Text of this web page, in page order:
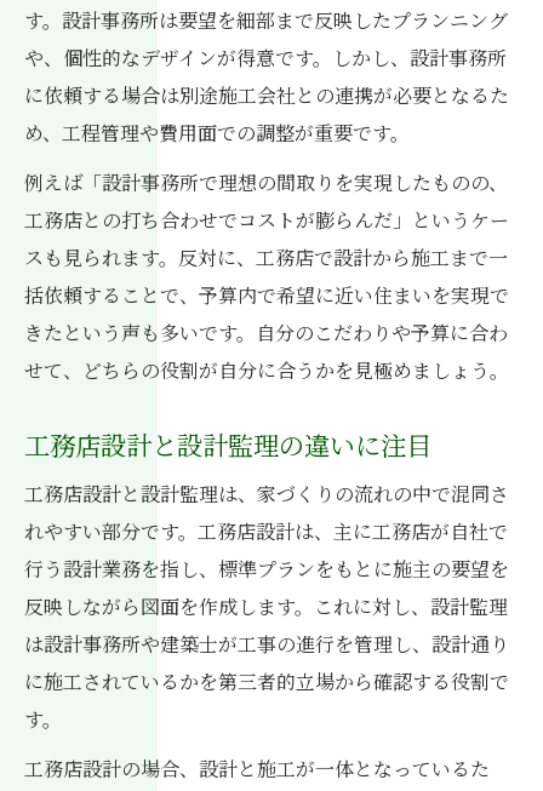
す。設計事務所は要望を細部まで反映したプランニング
や、個性的なデザインが得意です。しかし、設計事務所
に依頼する場合は別途施工会社との連携が必要となるた
め、工程管理や費用面での調整が重要です。
例えば「設計事務所で理想の間取りを実現したものの、
工務店との打ち合わせでコストが膨らんだ」というケー
スも見られます。反対に、工務店で設計から施工まで一
括依頼することで、予算内で希望に近い住まいを実現で
きたという声も多いです。自分のこだわりや予算に合わ
せて、どちらの役割が自分に合うかを見極めましょう。
工務店設計と設計監理の違いに注目
工務店設計と設計監理は、家づくりの流れの中で混同さ
れやすい部分です。工務店設計は、主に工務店が自社で
行う設計業務を指し、標準プランをもとに施主の要望を
反映しながら図面を作成します。これに対し、設計監理
は設計事務所や建築士が工事の進行を管理し、設計通り
に施工されているかを第三者的立場から確認する役割で
す。
工務店設計の場合、設計と施工が一体となっているた